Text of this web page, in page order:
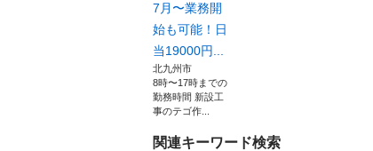
7月〜業務開
始も可能！日
当19000円...
北九州市
8時〜17時までの
勤務時間 新設工
事のテゴ作...
関連キーワード検索